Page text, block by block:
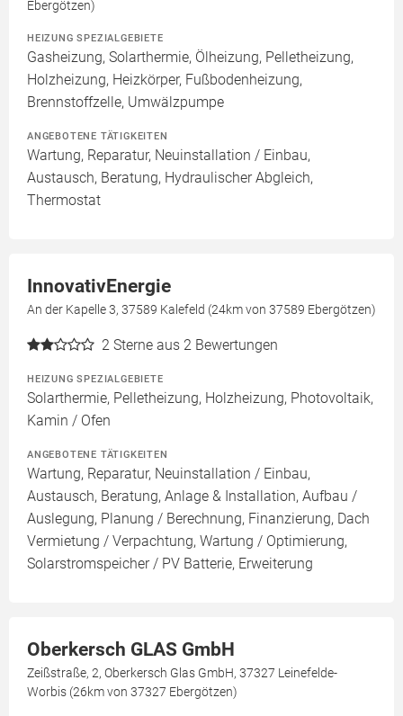
Ebergötzen)
HEIZUNG SPEZIALGEBIETE
Gasheizung, Solarthermie, Ölheizung, Pelletheizung,
Holzheizung, Heizkörper, Fußbodenheizung,
Brennstoffzelle, Umwälzpumpe
ANGEBOTENE TÄTIGKEITEN
Wartung, Reparatur, Neuinstallation / Einbau,
Austausch, Beratung, Hydraulischer Abgleich,
Thermostat
InnovativEnergie
An der Kapelle 3, 37589 Kalefeld (24km von 37589 Ebergötzen)
2 Sterne aus 2 Bewertungen
HEIZUNG SPEZIALGEBIETE
Solarthermie, Pelletheizung, Holzheizung, Photovoltaik,
Kamin / Ofen
ANGEBOTENE TÄTIGKEITEN
Wartung, Reparatur, Neuinstallation / Einbau,
Austausch, Beratung, Anlage & Installation, Aufbau /
Auslegung, Planung / Berechnung, Finanzierung, Dach
Vermietung / Verpachtung, Wartung / Optimierung,
Solarstromspeicher / PV Batterie, Erweiterung
Oberkersch GLAS GmbH
Zeißstraße, 2, Oberkersch Glas GmbH, 37327 Leinefelde-
Worbis (26km von 37327 Ebergötzen)